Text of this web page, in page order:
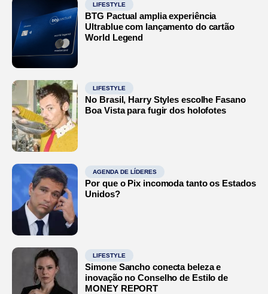
LIFESTYLE
BTG Pactual amplia experiência
Ultrablue com lançamento do cartão
World Legend
LIFESTYLE
No Brasil, Harry Styles escolhe Fasano
Boa Vista para fugir dos holofotes
AGENDA DE LÍDERES
Por que o Pix incomoda tanto os Estados
Unidos?
LIFESTYLE
Simone Sancho conecta beleza e
inovação no Conselho de Estilo de
MONEY REPORT